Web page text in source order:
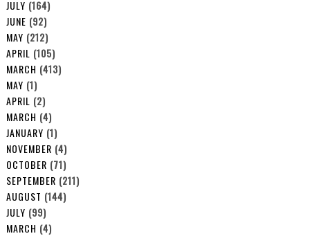
JULY (164)
JUNE (92)
MAY (212)
APRIL (105)
MARCH (413)
MAY (1)
APRIL (2)
MARCH (4)
JANUARY (1)
NOVEMBER (4)
OCTOBER (71)
SEPTEMBER (211)
AUGUST (144)
JULY (99)
MARCH (4)